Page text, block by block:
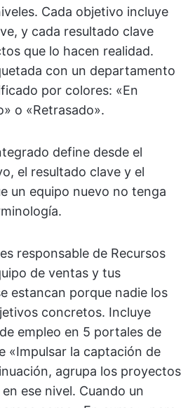
Cada objetivo incluye
y cada resultado clave
que lo hacen realidad.
con un departamento
por colores: «En
o «Retrasado».
define desde el
el resultado clave y el
un equipo nuevo no tenga
responsable de Recursos
de ventas y tus
estancan porque nadie los
concretos. Incluye
empleo en 5 portales de
«Impulsar la captación de
agrupa los proyectos
ese nivel. Cuando un